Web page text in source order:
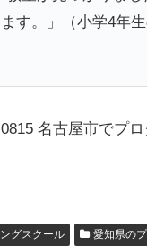
す。」（小学4年生
名古屋市でプ
グスクール 愛知県の